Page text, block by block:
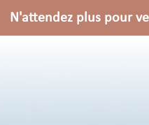
N'attendez plus pour